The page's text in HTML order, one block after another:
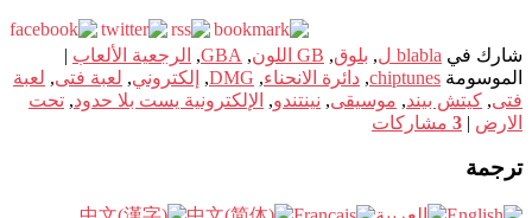
شارك في blabla ل , بلوق, GB اللون ,
GBA
, الرجعية الألعاب |
الموسومة chiptunes
, دائرة الانحناء,
DMG
, إلكتروني, لعبة فتى, لعبة
فتى, كيتش بيند, موسيقى, نينتندو, الإلكترونية يست بلا حدود, تحت
الارض |
3 مشاركات
ترجمة